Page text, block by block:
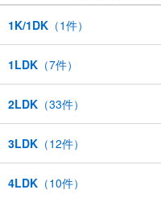
1K/1DK （1件）
1LDK （7件）
2LDK （33件）
3LDK （12件）
4LDK （10件）